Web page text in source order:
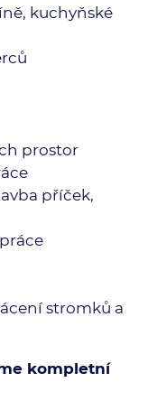
kuchyňské
prostor
příček,
stromků a
kompletní